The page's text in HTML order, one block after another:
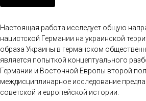
Настоящая работа исследует общую
нацистской Германии на украинской
образа Украины в германском
является попыткой концептуального
Германии и Восточной Европы второй
междисциплинарное исследование
советской и европейской истории.